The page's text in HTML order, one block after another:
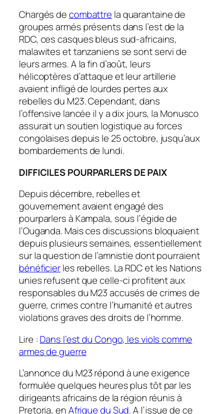
Chargés decombattre la quarantaine de
groupes armés présents dans l’est de la
RDC, ces casques bleus sud-africains,
malawites et tanzaniens se sont servi de
leurs armes. A la fin d’août, leurs
hélicoptères d’attaque et leur artillerie
avaient infligé de lourdes pertes aux
rebelles du M23. Cependant, dans
l’offensive lancée il y a dix jours, la Monusco
assurait un soutien logistique au forces
congolaises depuis le 25 octobre, jusqu’aux
bombardements de lundi.
DIFFICILES POURPARLERS DE PAIX
Depuis décembre, rebelles et
gouvernement avaient engagé des
pourparlers à Kampala, sous l’égide de
l’Ouganda. Mais ces discussions bloquaient
depuis plusieurs semaines, essentiellement
sur la question de l’amnistie dont pourraient
bénéficierles rebelles. La RDC et les Nations
unies refusent que celle-ci profitent aux
responsables du M23 accusés de crimes de
guerre, crimes contre l’humanité et autres
violations graves des droits de l’homme.
Lire :Dans l’est du Congo, les viols comme
armes de guerre
L’annonce du M23 répond à une exigence
formulée quelques heures plus tôt par les
dirigeants africains de la région réunis à
Pretoria, enAfrique du Sud. A l’issue de ce